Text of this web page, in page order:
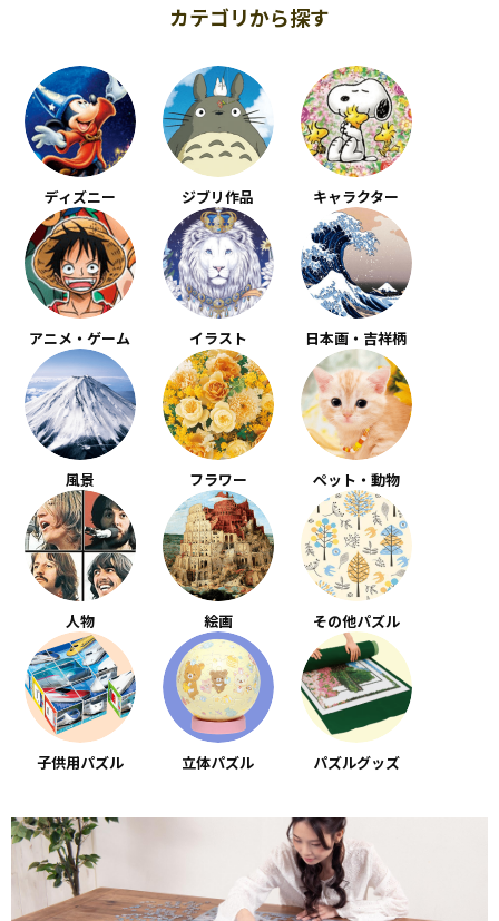
カテゴリから探す
ディズニー ジブリ作品 キャラクター
アニメ・ゲーム イラスト 日本画・吉祥柄
風景 フラワー ペット・動物
人物 絵画 その他パズル
子供用パズル 立体パズル パズルグッズ